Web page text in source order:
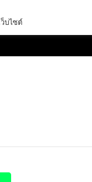
บไซต์